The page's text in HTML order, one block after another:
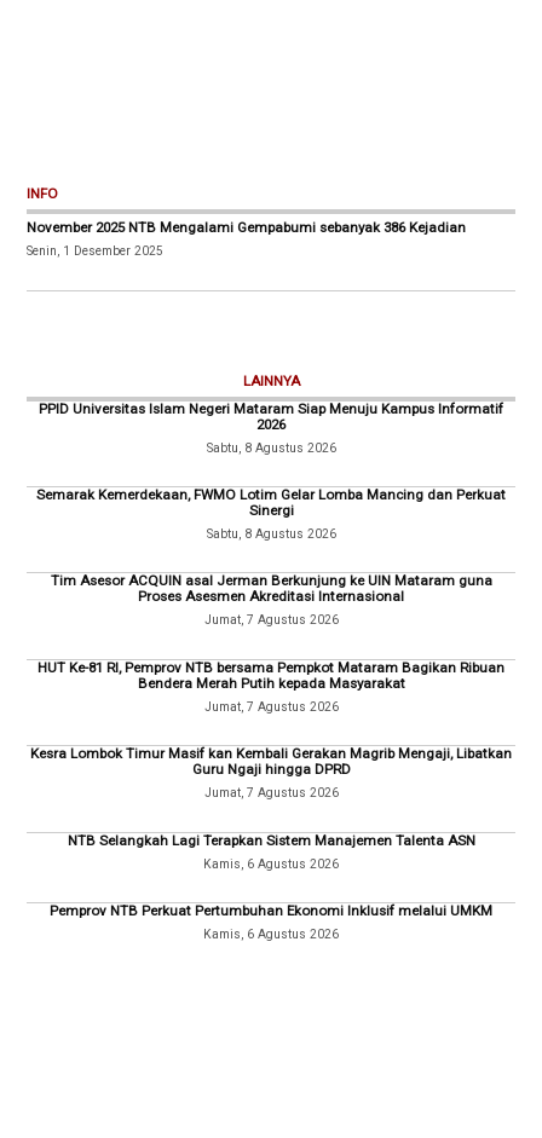
INFO
November 2025 NTB Mengalami Gempabumi sebanyak 386 Kejadian
Senin, 1 Desember 2025
LAINNYA
PPID Universitas Islam Negeri Mataram Siap Menuju Kampus Informatif
2026
Sabtu, 8 Agustus 2026
Semarak Kemerdekaan, FWMO Lotim Gelar Lomba Mancing dan Perkuat
Sinergi
Sabtu, 8 Agustus 2026
Tim Asesor ACQUIN asal Jerman Berkunjung ke UIN Mataram guna
Proses Asesmen Akreditasi Internasional
Jumat, 7 Agustus 2026
HUT Ke-81 RI, Pemprov NTB bersama Pempkot Mataram Bagikan Ribuan
Bendera Merah Putih kepada Masyarakat
Jumat, 7 Agustus 2026
Kesra Lombok Timur Masif kan Kembali Gerakan Magrib Mengaji, Libatkan
Guru Ngaji hingga DPRD
Jumat, 7 Agustus 2026
NTB Selangkah Lagi Terapkan Sistem Manajemen Talenta ASN
Kamis, 6 Agustus 2026
Pemprov NTB Perkuat Pertumbuhan Ekonomi Inklusif melalui UMKM
Kamis, 6 Agustus 2026